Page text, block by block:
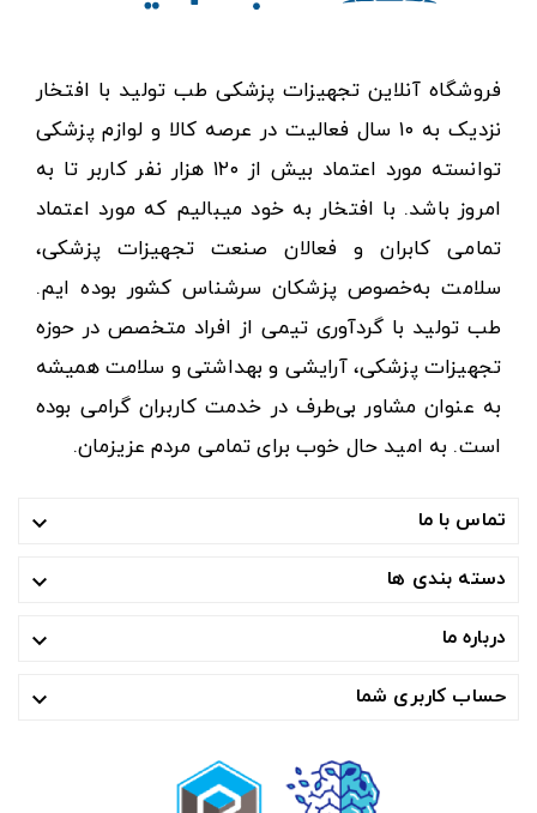
فروشگاه آنلاین تجهیزات پزشکی طب تولید با افتخار
نزدیک به ۱۰ سال فعالیت در عرصه کالا و لوازم پزشکی
توانسته مورد اعتماد بیش از ۱۲۰ هزار نفر کاربر تا به
امروز باشد. با افتخار به خود میبالیم که مورد اعتماد
تمامی کابران و فعالان صنعت تجهیزات پزشکی،
سلامت به‌خصوص پزشکان سرشناس کشور بوده ایم.
طب تولید با گردآوری تیمی از افراد متخصص در حوزه
تجهیزات پزشکی، آرایشی و بهداشتی و سلامت همیشه
به عنوان مشاور بی‌طرف در خدمت کاربران گرامی بوده
است. به امید حال خوب برای تمامی مردم عزیزمان.
تماس با ما 
دسته بندی ها 
درباره ما 
حساب کاربری شما 